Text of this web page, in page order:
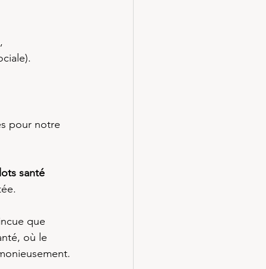
pour notre
santé
que
où le